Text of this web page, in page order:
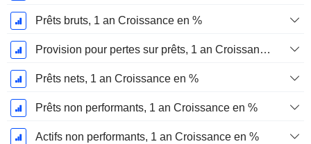
Prêts bruts, 1 an Croissance en %
Provision pour pertes sur prêts, 1 an Croissance %
Prêts nets, 1 an Croissance en %
Prêts non performants, 1 an Croissance en %
Actifs non performants, 1 an Croissance en %